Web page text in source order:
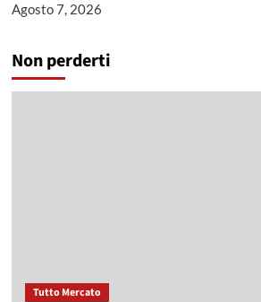
Agosto 7, 2026
Non perderti
Tutto Mercato